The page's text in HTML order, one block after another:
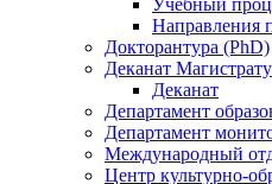
Направления
Докторантура (PhD)
Деканат
Деканат
Департамент
Департамент
Международный
Центр культурно-